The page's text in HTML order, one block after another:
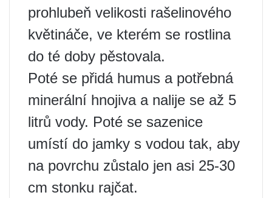
prohlubeň velikosti rašelinového
květináče, ve kterém se rostlina
do té doby pěstovala.
Poté se přidá humus a potřebná
minerální hnojiva a nalije se až 5
litrů vody. Poté se sazenice
umístí do jamky s vodou tak, aby
na povrchu zůstalo jen asi 25-30
cm stonku rajčat.